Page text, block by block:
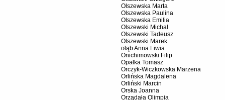
Olszewska Marta
Olszewska Paulina
Olszewska Emilia
Olszewski Michał
Olszewski Tadeusz
Olszewski Marek
ołąb Anna Liwia
Onichimowski Filip
Opałka Tomasz
Orczyk-Wiczkowska Marzena
Orlińska Magdalena
Orliński Marcin
Orska Joanna
Orządała Olimpia